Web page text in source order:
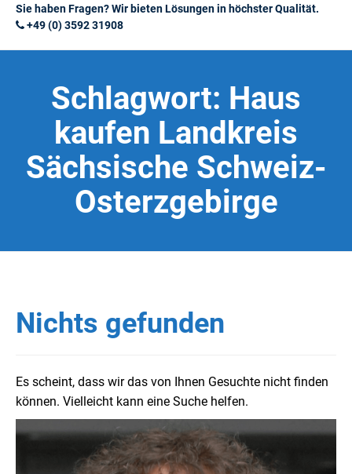
Sie haben Fragen? Wir bieten Lösungen in höchster Qualität.
+49 (0) 3592 31908
Schlagwort: Haus
kaufen Landkreis
Sächsische Schweiz-
Osterzgebirge
Nichts gefunden
Es scheint, dass wir das von Ihnen Gesuchte nicht finden
können. Vielleicht kann eine Suche helfen.